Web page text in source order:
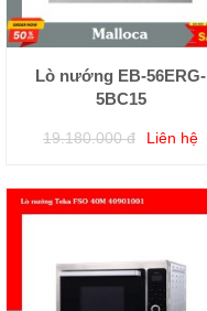
Lò nướng EB-56ERG-
5BC15
19.180.000 đ Liên hệ